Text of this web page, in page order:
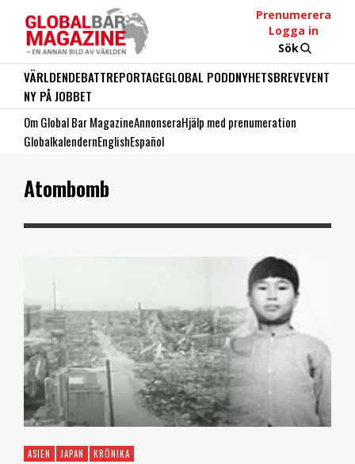
Prenumerera
Logga in
Sök
VÄRLDENDEBATTREPORTAGEGLOBAL PODDNYHETSBREVEVENT
NY PÅ JOBBET
Om Global Bar MagazineAnnonseraHjälp med prenumeration
GlobalkalendernEnglishEspañol
Atombomb
ASIEN JAPAN KRÖNIKA